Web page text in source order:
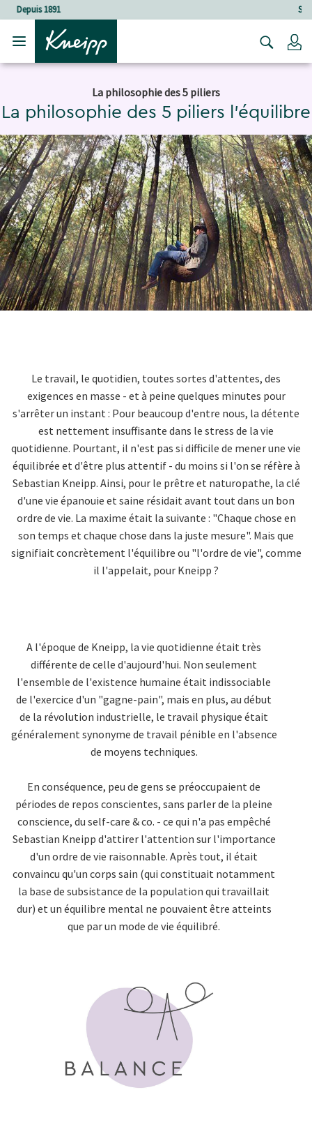
Sauter au contenu principal
Sauter au contenu du pied de page
La philosophie des 5 piliers
La philosophie des 5 piliers l'équilibre
Le travail, le quotidien, toutes sortes d'attentes, des
exigences en masse - et à peine quelques minutes pour
s'arrêter un instant : Pour beaucoup d'entre nous, la détente
est nettement insuffisante dans le stress de la vie
quotidienne. Pourtant, il n'est pas si difficile de mener une vie
équilibrée et d'être plus attentif - du moins si l'on se réfère à
Sebastian Kneipp. Ainsi, pour le prêtre et naturopathe, la clé
d'une vie épanouie et saine résidait avant tout dans un bon
ordre de vie. La maxime était la suivante : "Chaque chose en
son temps et chaque chose dans la juste mesure". Mais que
signifiait concrètement l'équilibre ou "l'ordre de vie", comme
il l'appelait, pour Kneipp ?
A l'époque de Kneipp, la vie quotidienne était très
différente de celle d'aujourd'hui. Non seulement
l'ensemble de l'existence humaine était indissociable
de l'exercice d'un "gagne-pain", mais en plus, au début
de la révolution industrielle, le travail physique était
généralement synonyme de travail pénible en l'absence
de moyens techniques.
En conséquence, peu de gens se préoccupaient de
périodes de repos conscientes, sans parler de la pleine
conscience, du self-care & co. - ce qui n'a pas empêché
Sebastian Kneipp d'attirer l'attention sur l'importance
d'un ordre de vie raisonnable. Après tout, il était
convaincu qu'un corps sain (qui constituait notamment
la base de subsistance de la population qui travaillait
dur) et un équilibre mental ne pouvaient être atteints
que par un mode de vie équilibré.